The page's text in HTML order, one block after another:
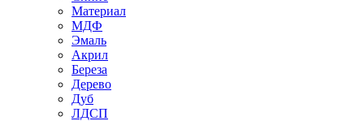
Материал
МДФ
Эмаль
Акрил
Береза
Дерево
Дуб
ЛДСП